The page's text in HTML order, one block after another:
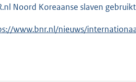
Noord Koreaanse slaven
www.bnr.nl/nieuws/